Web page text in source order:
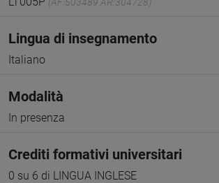
Lingua di insegnamento
Italiano
Modalità
In presenza
Crediti formativi universitari
0 su 6 di LINGUA INGLESE